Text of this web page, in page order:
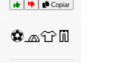
Copiar
⚽🧢👕👖